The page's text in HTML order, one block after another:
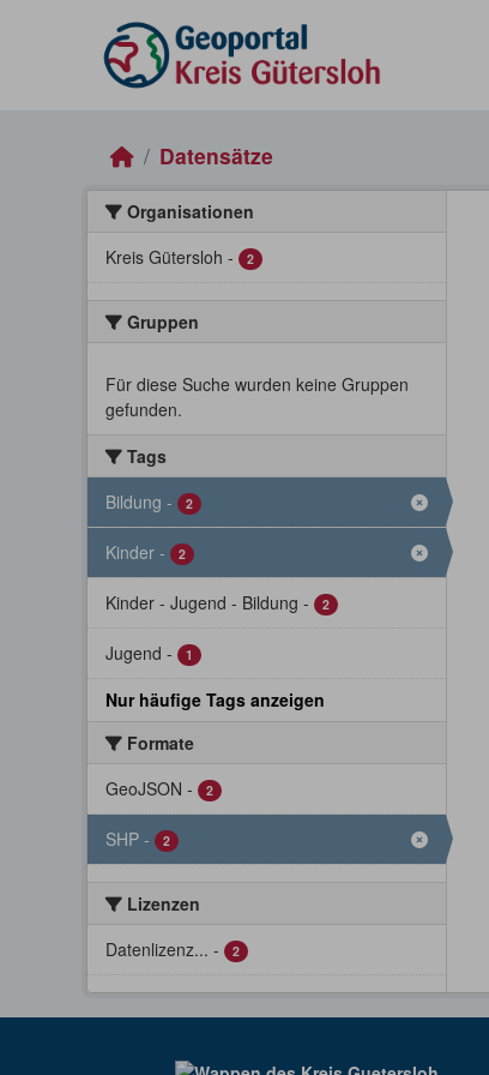
Datensätze
Organisationen
Kreis Gütersloh - 2
Gruppen
Für diese Suche wurden keine Gruppen
gefunden.
Tags
Bildung - 2
Kinder - 2
Kinder - Jugend - Bildung - 2
Jugend - 1
Nur häufige Tags anzeigen
Formate
GeoJSON - 2
SHP - 2
Lizenzen
Datenlizenz... - 2